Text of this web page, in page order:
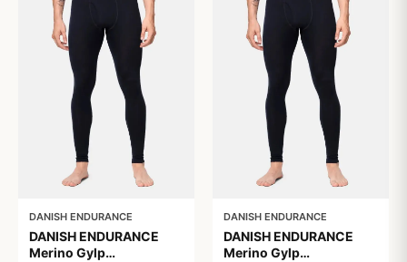
DANISH ENDURANCE
DANISH ENDURANCE
Merino Gylp
DANISH ENDURANCE
DANISH ENDURANCE
Merino Gylp